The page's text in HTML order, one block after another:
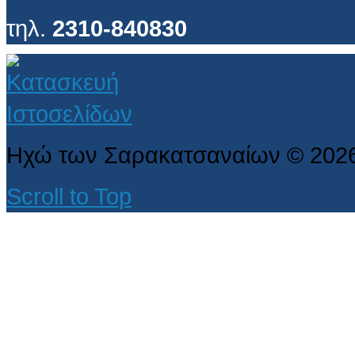
τηλ. 2310-840830
Ηχώ των Σαρακατσαναίων ©
Scroll to Top